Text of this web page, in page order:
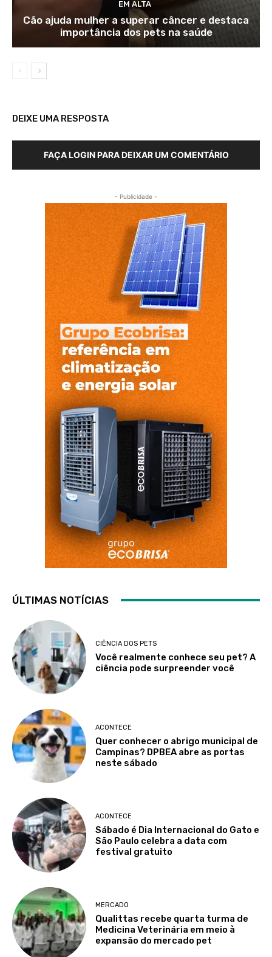
EM ALTA
Cão ajuda mulher a superar câncer e destaca
importância dos pets na saúde
DEIXE UMA RESPOSTA
FAÇA LOGIN PARA DEIXAR UM COMENTÁRIO
- Publicidade -
ÚLTIMAS NOTÍCIAS
CIÊNCIA DOS PETS
Você realmente conhece seu pet? A
ciência pode surpreender você
ACONTECE
Quer conhecer o abrigo municipal de
Campinas? DPBEA abre as portas
neste sábado
ACONTECE
Sábado é Dia Internacional do Gato e
São Paulo celebra a data com
festival gratuito
MERCADO
Qualittas recebe quarta turma de
Medicina Veterinária em meio à
expansão do mercado pet